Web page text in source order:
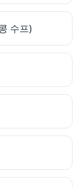
수프)